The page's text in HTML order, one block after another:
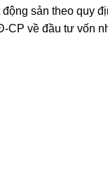
sản theo quy
CP về đầu tư vốn